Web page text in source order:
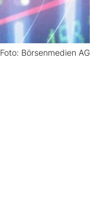
Foto: Börsenmedien AG